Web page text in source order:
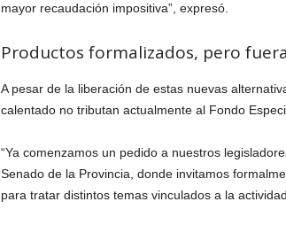
mayor recaudación impositiva”, expresó.
Productos formalizados, pero
A pesar de la liberación de estas nuevas
calentado no tributan actualmente al Fondo
“Ya comenzamos un pedido a nuestros
Senado de la Provincia, donde invitamos
para tratar distintos temas vinculados a la